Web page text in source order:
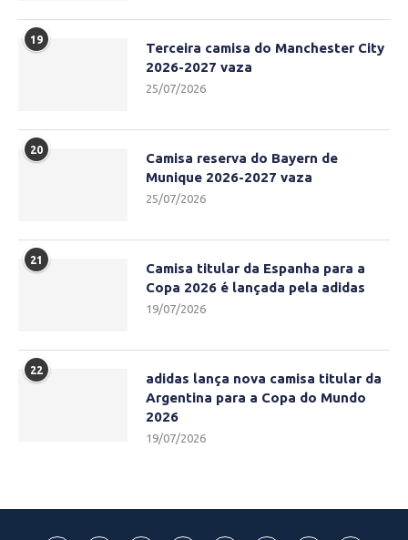
19
Terceira camisa do Manchester City
2026-2027 vaza
25/07/2026
20
Camisa reserva do Bayern de
Munique 2026-2027 vaza
25/07/2026
21
Camisa titular da Espanha para a
Copa 2026 é lançada pela adidas
19/07/2026
22
adidas lança nova camisa titular da
Argentina para a Copa do Mundo
2026
19/07/2026